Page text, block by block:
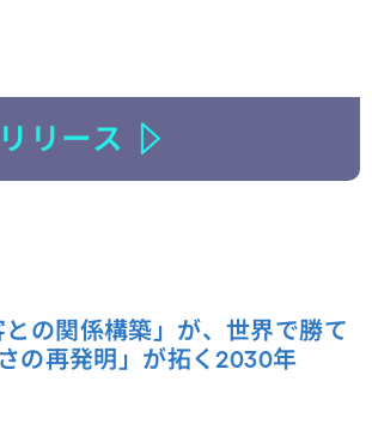
リース
との関係構築」が、世界で勝て
の再発明」が拓く2030年